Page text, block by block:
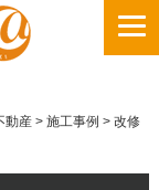
動産> 施工事例 > 改修